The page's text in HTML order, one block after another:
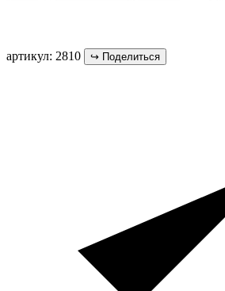
артикул: 2810 ↪ Поделиться